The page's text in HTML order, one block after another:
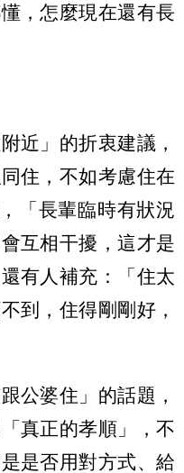
，怎麼現在還有長
近」的折衷建議，
住，不如考慮住在
「長輩臨時有狀況
互相干擾，這才是
有人補充：「住太
到，住得剛剛好，
公婆住」的話題，
真正的孝順」，不
是否用對方式、給